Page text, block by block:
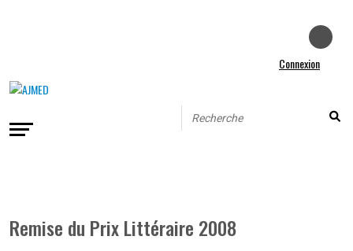
Connexion
Remise du Prix Littéraire 2008